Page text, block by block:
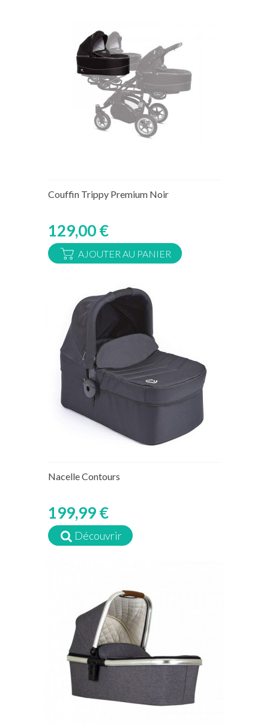
Couffin Trippy Premium Noir
129,00 €
AJOUTER AU PANIER
Nacelle Contours
199,99 €
Découvrir